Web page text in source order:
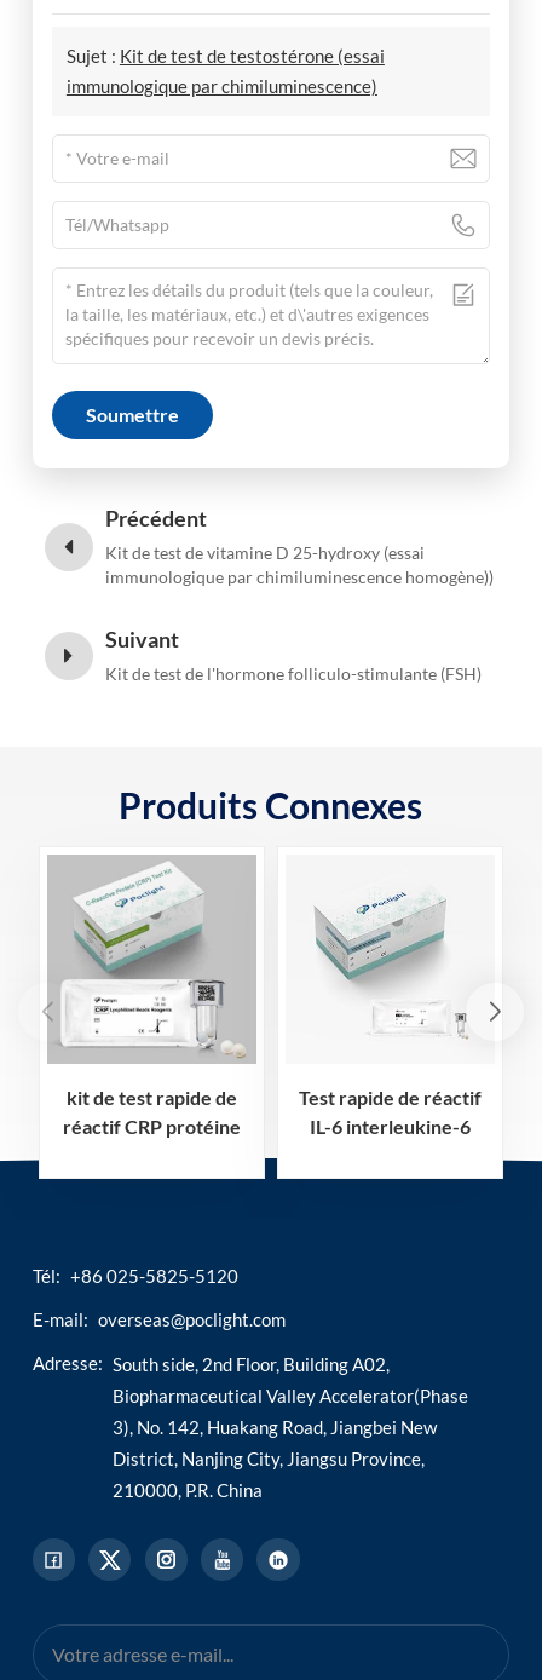
Sujet : Kit de test de testostérone (essai
immunologique par chimiluminescence)
Soumettre
Précédent
Kit de test de vitamine D 25-hydroxy (essai
immunologique par chimiluminescence homogène))
Suivant
Kit de test de l'hormone folliculo-stimulante (FSH)
Produits Connexes
kit de test rapide de
réactif CRP protéine
Test rapide de réactif
IL-6 interleukine-6
Tél: +86 025-5825-5120
E-mail: overseas@poclight.com
Adresse: South side, 2nd Floor, Building A02,
Biopharmaceutical Valley Accelerator(Phase
3), No. 142, Huakang Road, Jiangbei New
District, Nanjing City, Jiangsu Province,
210000, P.R. China